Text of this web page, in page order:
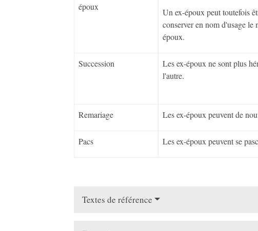
époux
Un ex-époux peut toutefois
conserver en nom d'usage le
époux.
Succession
Les ex-époux ne sont plus
l'autre.
Remariage Les ex-époux peuvent de
Pacs Les ex-époux peuvent se
Textes de référence